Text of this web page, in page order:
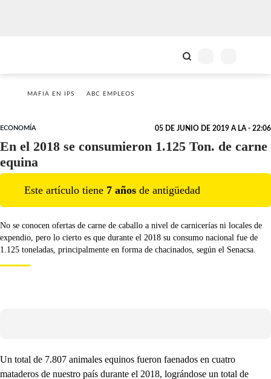
MAFIA EN IPS ABC EMPLEOS
ECONOMÍA 05 DE JUNIO DE 2019 A LA - 22:06
En el 2018 se consumieron 1.125 Ton. de carne
equina
Este artículo tiene 7 años de antigüedad
No se conocen ofertas de carne de caballo a nivel de carnicerías ni locales de
expendio, pero lo cierto es que durante el 2018 su consumo nacional fue de
1.125 toneladas, principalmente en forma de chacinados, según el Senacsa.
Un total de 7.807 animales equinos fueron faenados en cuatro
mataderos de nuestro país durante el 2018, lográndose un total de